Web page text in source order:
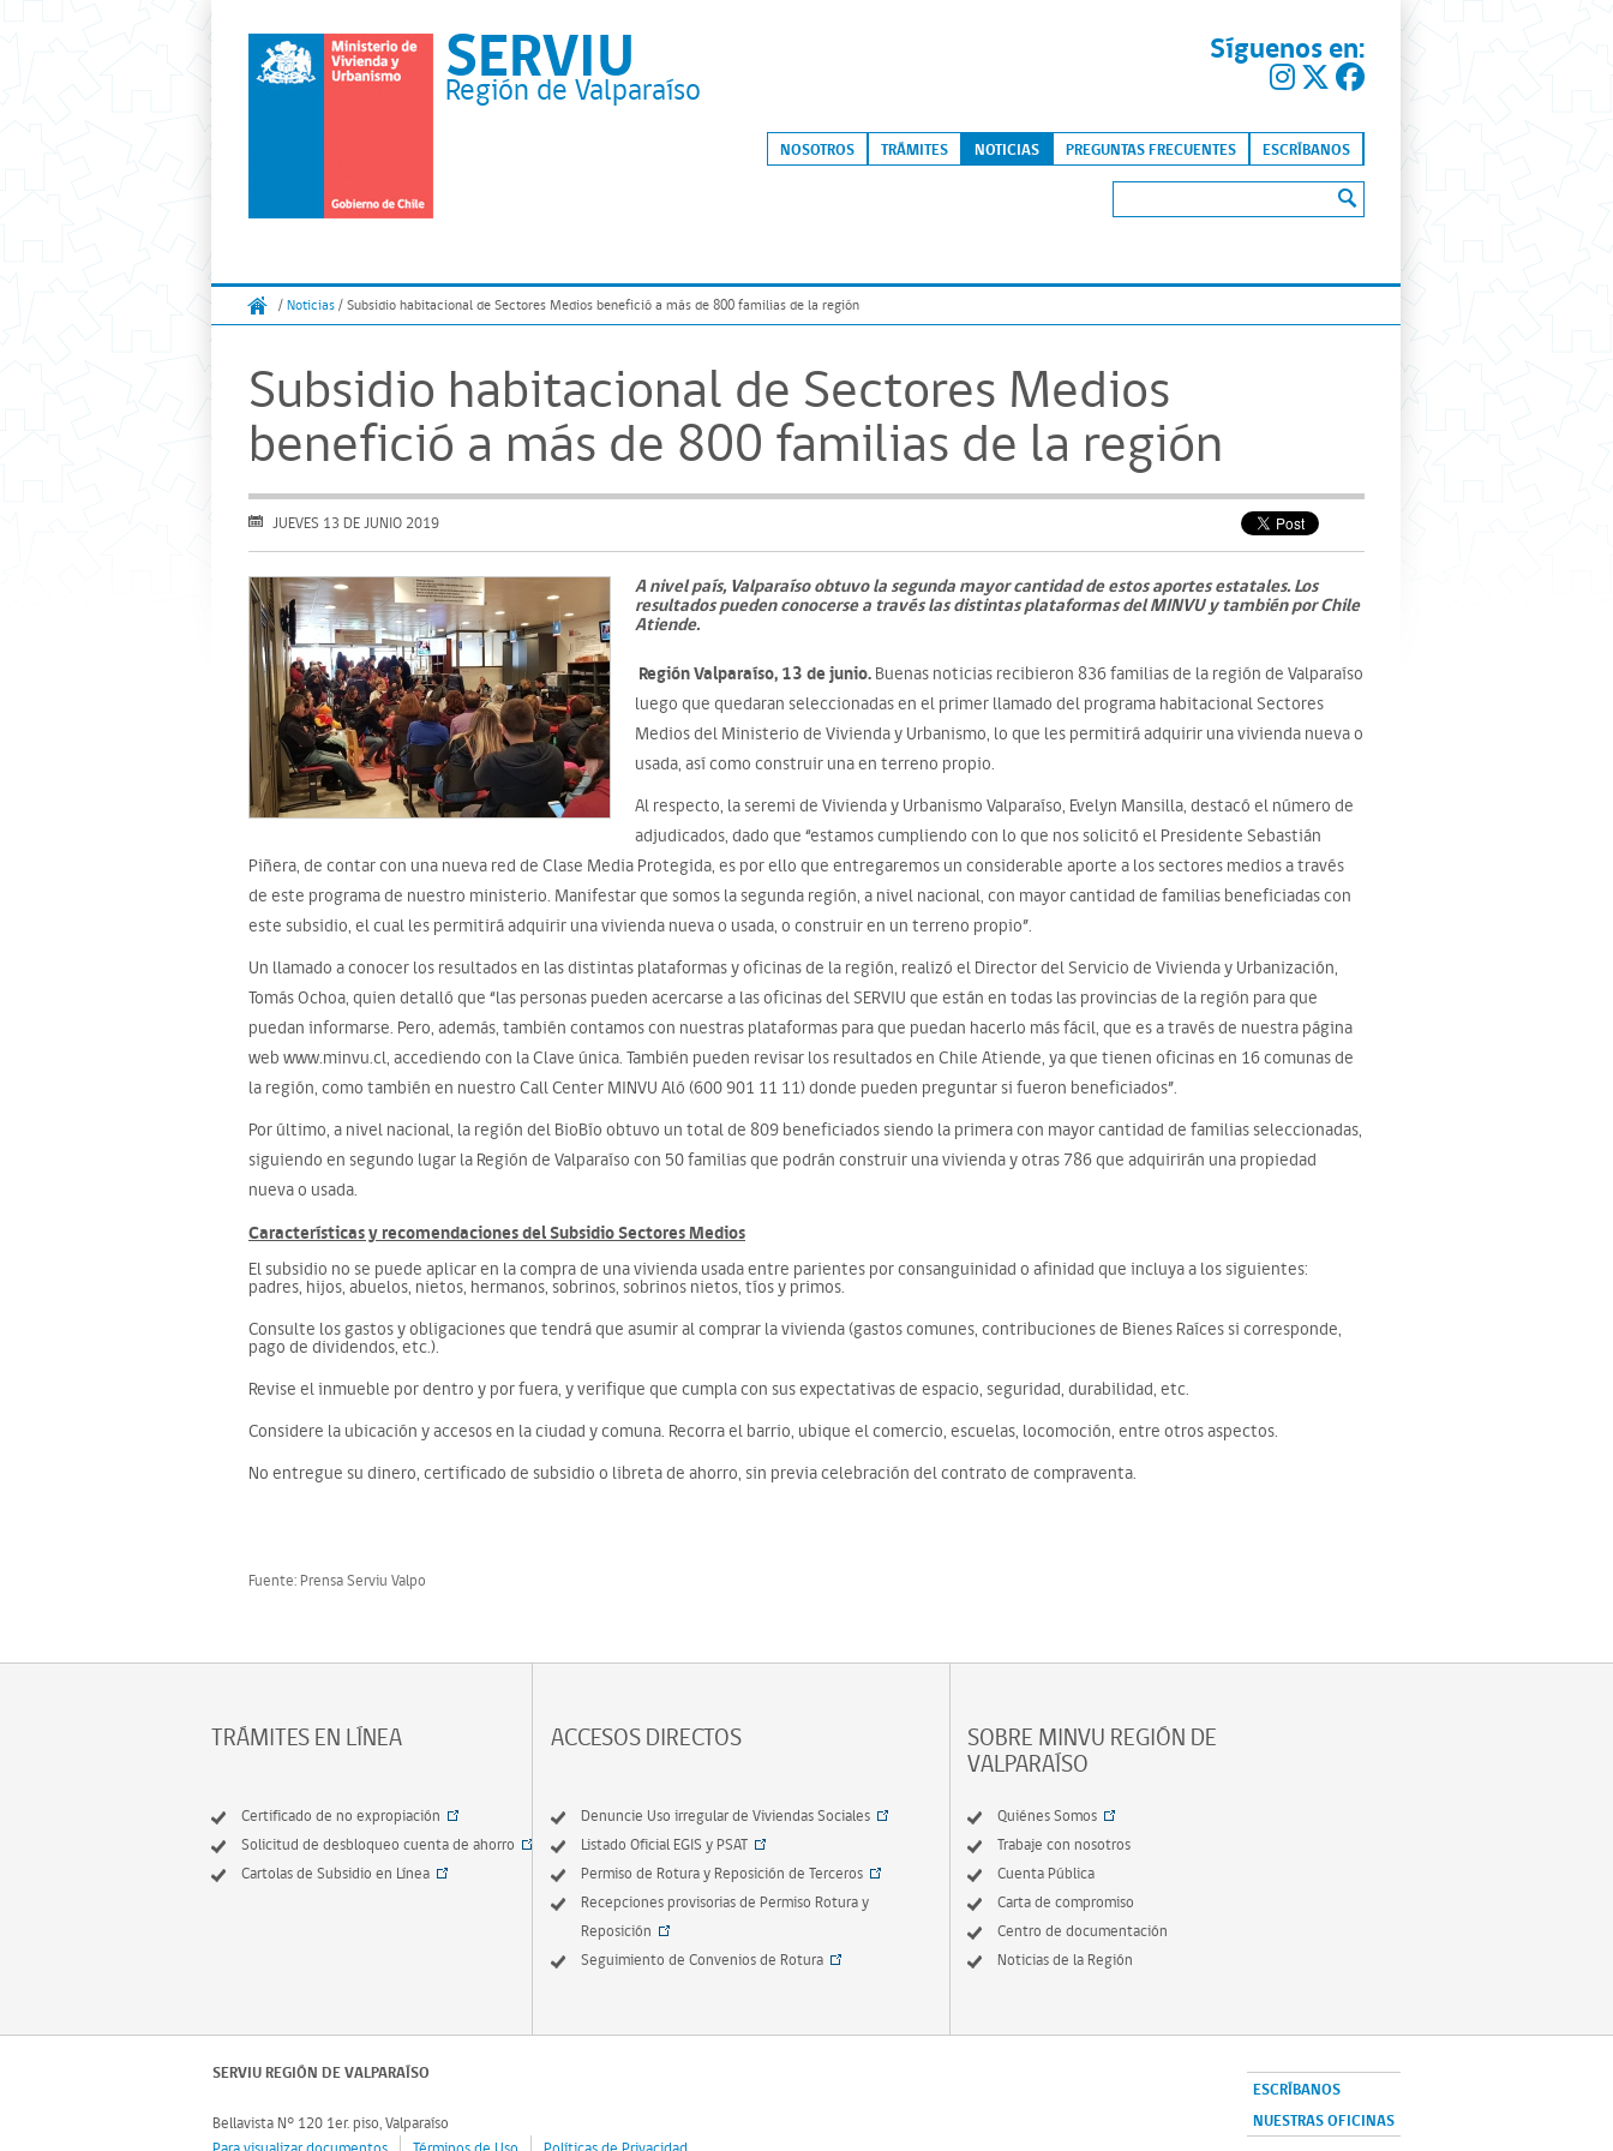
SERVIU
Región de Valparaíso
Síguenos en:
Skip to content
NOSOTROS TRÁMITES NOTICIAS PREGUNTAS FRECUENTES ESCRÍBANOS
/ Noticias / Subsidio habitacional de Sectores Medios benefició a más de 800 familias de la región
Subsidio habitacional de Sectores Medios
benefició a más de 800 familias de la región
JUEVES 13 DE JUNIO 2019
A nivel país, Valparaíso obtuvo la segunda mayor cantidad de estos aportes estatales. Los
resultados pueden conocerse a través las distintas plataformas del MINVU y también por Chile
Atiende.
Región Valparaíso, 13 de junio. Buenas noticias recibieron 836 familias de la región de Valparaíso
luego que quedaran seleccionadas en el primer llamado del programa habitacional Sectores
Medios del Ministerio de Vivienda y Urbanismo, lo que les permitirá adquirir una vivienda nueva o
usada, así como construir una en terreno propio.
Al respecto, la seremi de Vivienda y Urbanismo Valparaíso, Evelyn Mansilla, destacó el número de
adjudicados, dado que “estamos cumpliendo con lo que nos solicitó el Presidente Sebastián
Piñera, de contar con una nueva red de Clase Media Protegida, es por ello que entregaremos un considerable aporte a los sectores medios a través
de este programa de nuestro ministerio. Manifestar que somos la segunda región, a nivel nacional, con mayor cantidad de familias beneficiadas con
este subsidio, el cual les permitirá adquirir una vivienda nueva o usada, o construir en un terreno propio”.
Un llamado a conocer los resultados en las distintas plataformas y oficinas de la región, realizó el Director del Servicio de Vivienda y Urbanización,
Tomás Ochoa, quien detalló que “las personas pueden acercarse a las oficinas del SERVIU que están en todas las provincias de la región para que
puedan informarse. Pero, además, también contamos con nuestras plataformas para que puedan hacerlo más fácil, que es a través de nuestra página
web www.minvu.cl, accediendo con la Clave única. También pueden revisar los resultados en Chile Atiende, ya que tienen oficinas en 16 comunas de
la región, como también en nuestro Call Center MINVU Aló (600 901 11 11) donde pueden preguntar si fueron beneficiados”.
Por último, a nivel nacional, la región del BioBío obtuvo un total de 809 beneficiados siendo la primera con mayor cantidad de familias seleccionadas,
siguiendo en segundo lugar la Región de Valparaíso con 50 familias que podrán construir una vivienda y otras 786 que adquirirán una propiedad
nueva o usada.
Características y recomendaciones del Subsidio Sectores Medios
El subsidio no se puede aplicar en la compra de una vivienda usada entre parientes por consanguinidad o afinidad que incluya a los siguientes:
padres, hijos, abuelos, nietos, hermanos, sobrinos, sobrinos nietos, tíos y primos.
Consulte los gastos y obligaciones que tendrá que asumir al comprar la vivienda (gastos comunes, contribuciones de Bienes Raíces si corresponde,
pago de dividendos, etc.).
Revise el inmueble por dentro y por fuera, y verifique que cumpla con sus expectativas de espacio, seguridad, durabilidad, etc.
Considere la ubicación y accesos en la ciudad y comuna. Recorra el barrio, ubique el comercio, escuelas, locomoción, entre otros aspectos.
No entregue su dinero, certificado de subsidio o libreta de ahorro, sin previa celebración del contrato de compraventa.
Fuente: Prensa Serviu Valpo
TRÁMITES EN LÍNEA
Certificado de no expropiación
Solicitud de desbloqueo cuenta de ahorro
Cartolas de Subsidio en Línea
ACCESOS DIRECTOS
Denuncie Uso irregular de Viviendas Sociales
Listado Oficial EGIS y PSAT
Permiso de Rotura y Reposición de Terceros
Recepciones provisorias de Permiso Rotura y
Reposición
Seguimiento de Convenios de Rotura
SOBRE MINVU REGIÓN DE
VALPARAÍSO
Quiénes Somos
Trabaje con nosotros
Cuenta Pública
Carta de compromiso
Centro de documentación
Noticias de la Región
SERVIU REGIÓN DE VALPARAÍSO
Bellavista N° 120 1er. piso, Valparaíso
ESCRÍBANOS
NUESTRAS OFICINAS